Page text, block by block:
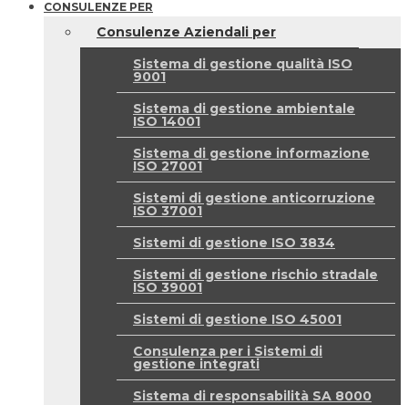
CONSULENZE PER
Consulenze Aziendali per
Sistema di gestione qualità ISO
9001
Sistema di gestione ambientale
ISO 14001
Sistema di gestione informazione
ISO 27001
Sistemi di gestione anticorruzione
ISO 37001
Sistemi di gestione ISO 3834
Sistemi di gestione rischio stradale
ISO 39001
Sistemi di gestione ISO 45001
Consulenza per i Sistemi di
gestione integrati
Sistema di responsabilità SA 8000